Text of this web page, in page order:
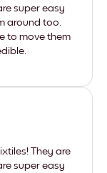
super easy
around too.
to move them
They are
super easy